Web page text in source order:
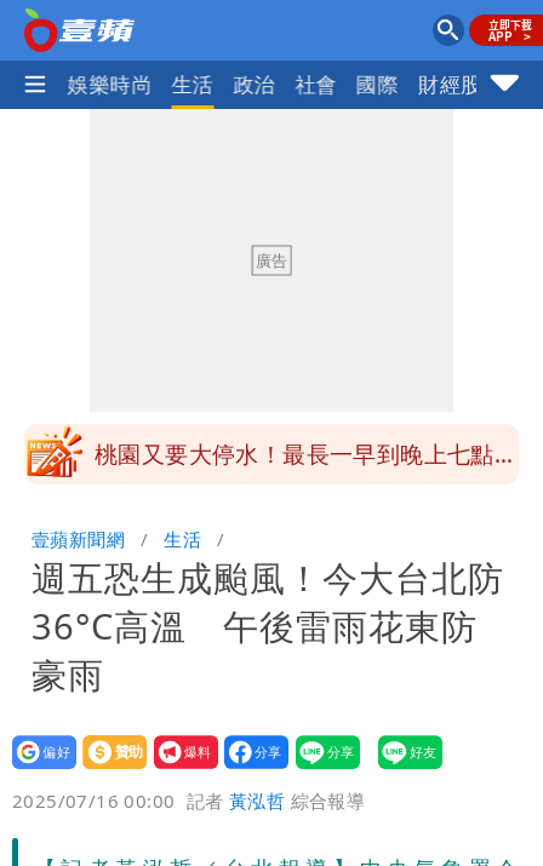
熱門 娛樂時尚 生活 政治 社會 國際 財經股市
男裁判勒令女選手「解衣」檢查
揮別9年演藝圈 女演員當「全職運將」
回1句笑翻10萬人
桃園又要大停水！最長一早到晚上七點都
「洗腦台灣人兩觀念」
女生一對A錯了嗎？環法女子自由車賽
男裁判勒令女選手「解衣」檢查
揮別9年演藝圈 女演員當「全職運將」
公布收入比拍戲賺更多
壹蘋新聞網 生活
週五恐生成颱風！今大台北防
36°C高溫 午後雷雨花東防
豪雨
設為
贊助
我要
爆料
2025/07/16 00:00 記者黃泓哲 綜合報導